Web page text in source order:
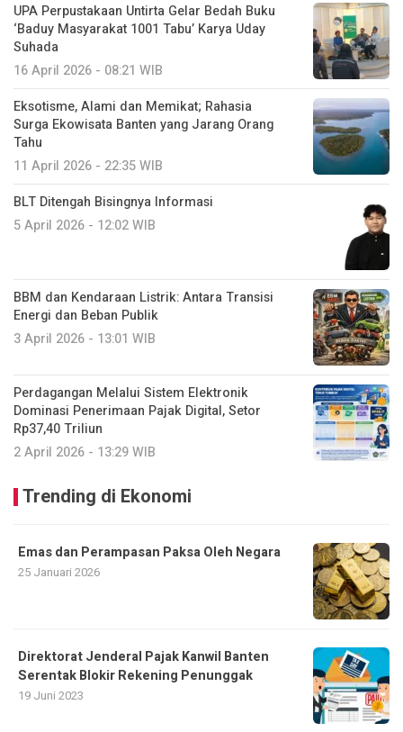
UPA Perpustakaan Untirta Gelar Bedah Buku
‘Baduy Masyarakat 1001 Tabu’ Karya Uday
Suhada
16 April 2026 - 08:21 WIB
Eksotisme, Alami dan Memikat; Rahasia
Surga Ekowisata Banten yang Jarang Orang
Tahu
11 April 2026 - 22:35 WIB
BLT Ditengah Bisingnya Informasi
5 April 2026 - 12:02 WIB
BBM dan Kendaraan Listrik: Antara Transisi
Energi dan Beban Publik
3 April 2026 - 13:01 WIB
Perdagangan Melalui Sistem Elektronik
Dominasi Penerimaan Pajak Digital, Setor
Rp37,40 Triliun
2 April 2026 - 13:29 WIB
Trending di Ekonomi
Emas dan Perampasan Paksa Oleh Negara
25 Januari 2026
Direktorat Jenderal Pajak Kanwil Banten
Serentak Blokir Rekening Penunggak
19 Juni 2023